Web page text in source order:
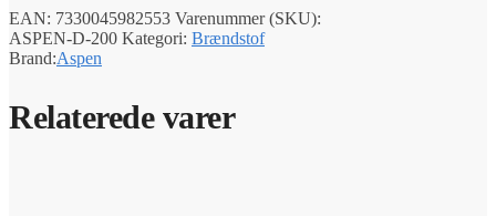
EAN: 7330045982553 Varenummer (SKU):
ASPEN-D-200 Kategori: Brændstof
Brand:Aspen
Relaterede varer